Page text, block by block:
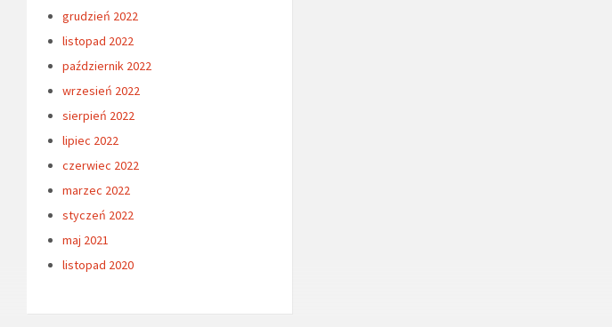
grudzień 2022
listopad 2022
październik 2022
wrzesień 2022
sierpień 2022
lipiec 2022
czerwiec 2022
marzec 2022
styczeń 2022
maj 2021
listopad 2020